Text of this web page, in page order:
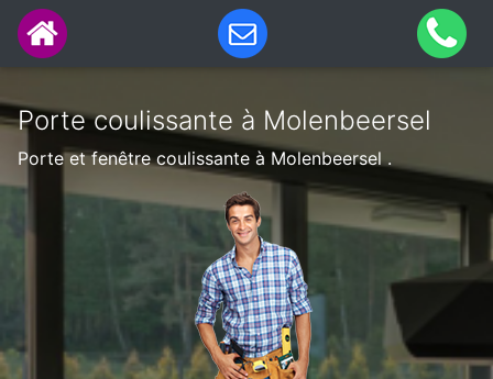
Porte coulissante à Molenbeersel
Porte et fenêtre coulissante à Molenbeersel .